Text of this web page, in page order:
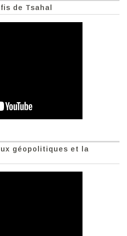
de Tsahal
géopolitiques et la